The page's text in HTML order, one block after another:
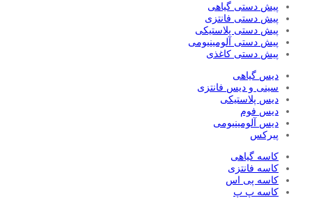
پیش دستی گیاهی
پیش دستی فانتزی
پیش دستی پلاستیکی
پیش دستی آلومینیومی
پیش دستی کاغذی
دیس گیاهی
سینی و دیس فانتزی
دیس پلاستیکی
دیس فوم
دیس آلومینیومی
پیرکس
کاسه گیاهی
کاسه فانتزی
کاسه پی اس
کاسه پ پ